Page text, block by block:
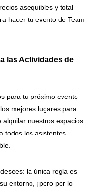
asequibles y total
hacer tu evento de Team
las Actividades de
para tu próximo evento
mejores lugares para
alquilar nuestros espacios
todos los asistentes
la única regla es
entorno, ¡pero por lo